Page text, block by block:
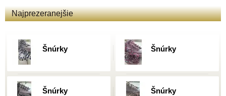
Najprezeranejšie
Šnúrky Šnúrky
Šnúrky Šnúrky